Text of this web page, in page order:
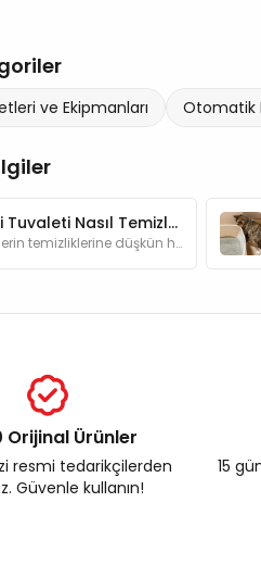
ve Ekipmanları Otomatik
Kedi Tuvaleti Nasıl Temizlenir?
Kedilerin temizliklerine düşkün hayvanlar olduğunu biliyorsunuz değil mi? Evinizi bir kediyle paylaşıyorsanız tuvalet temizliğine özen göstermelisiniz
Orijinal Ürünler
resmi tedarikçilerden
Güvenle kullanın!
15